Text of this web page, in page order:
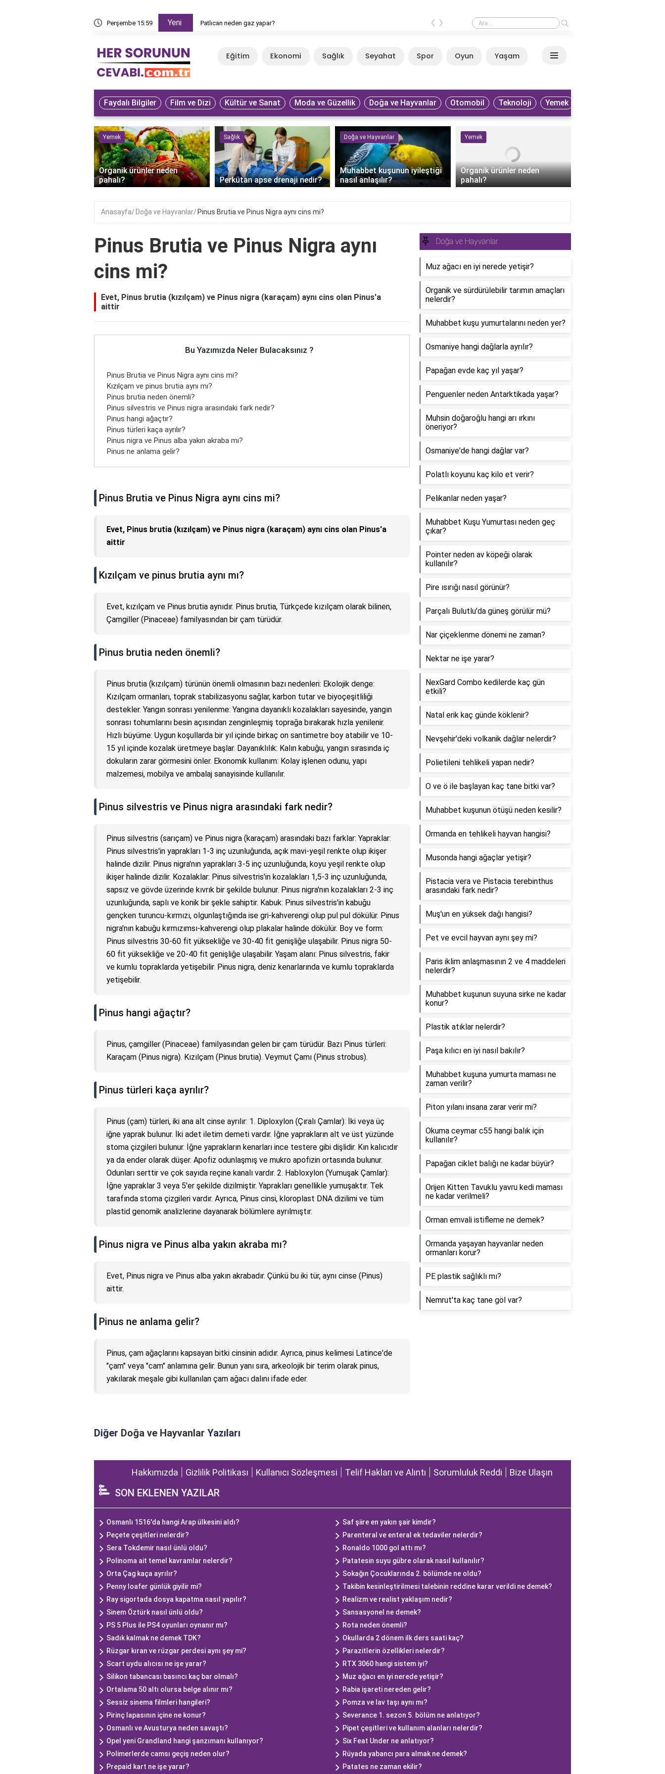
Perşembe 15:59 Yeni Patlıcan neden gaz yapar? Patlıcan neden gaz yapar?
‹ ›
Eğitim Ekonomi Sağlık Seyahat Spor Oyun Yaşam
Faydalı Bilgiler Film ve Dizi Kültür ve Sanat Moda ve Güzellik Doğa ve Hayvanlar Otomobil Teknoloji Yemek
Yemek
Organik ürünler neden
pahalı?
Sağlık
Perkütan apse drenaji nedir?
Doğa ve Hayvanlar
Muhabbet kuşunun iyileştiği
nasıl anlaşılır?
Yemek
Organik ürünler neden
pahalı?
Anasayfa Doğa ve Hayvanlar Pinus Brutia ve Pinus Nigra aynı cins mi?
Pinus Brutia ve Pinus Nigra aynı
cins mi?
Evet, Pinus brutia (kızılçam) ve Pinus nigra (karaçam) aynı cins olan Pinus'a
aittir
Bu Yazımızda Neler Bulacaksınız ?
Pinus Brutia ve Pinus Nigra aynı cins mi?
Kızılçam ve pinus brutia aynı mı?
Pinus brutia neden önemli?
Pinus silvestris ve Pinus nigra arasındaki fark nedir?
Pinus hangi ağaçtır?
Pinus türleri kaça ayrılır?
Pinus nigra ve Pinus alba yakın akraba mı?
Pinus ne anlama gelir?
Pinus Brutia ve Pinus Nigra aynı cins mi?
Evet, Pinus brutia (kızılçam) ve Pinus nigra (karaçam) aynı cins olan Pinus'a
aittir
Kızılçam ve pinus brutia aynı mı?
Evet, kızılçam ve Pinus brutia aynıdır. Pinus brutia, Türkçede kızılçam olarak bilinen,
Çamgiller (Pinaceae) familyasından bir çam türüdür.
Pinus brutia neden önemli?
Pinus brutia (kızılçam) türünün önemli olmasının bazı nedenleri: Ekolojik denge:
Kızılçam ormanları, toprak stabilizasyonu sağlar, karbon tutar ve biyoçeşitliliği
destekler. Yangın sonrası yenilenme: Yangına dayanıklı kozalakları sayesinde, yangın
sonrası tohumlarını besin açısından zenginleşmiş toprağa bırakarak hızla yenilenir.
Hızlı büyüme: Uygun koşullarda bir yıl içinde birkaç on santimetre boy atabilir ve 10-
15 yıl içinde kozalak üretmeye başlar. Dayanıklılık: Kalın kabuğu, yangın sırasında iç
dokuların zarar görmesini önler. Ekonomik kullanım: Kolay işlenen odunu, yapı
malzemesi, mobilya ve ambalaj sanayisinde kullanılır.
Pinus silvestris ve Pinus nigra arasındaki fark nedir?
Pinus silvestris (sarıçam) ve Pinus nigra (karaçam) arasındaki bazı farklar: Yapraklar:
Pinus silvestris'in yaprakları 1-3 inç uzunluğunda, açık mavi-yeşil renkte olup ikişer
halinde dizilir. Pinus nigra'nın yaprakları 3-5 inç uzunluğunda, koyu yeşil renkte olup
ikişer halinde dizilir. Kozalaklar: Pinus silvestris'in kozalakları 1,5-3 inç uzunluğunda,
sapsız ve gövde üzerinde kıvrık bir şekilde bulunur. Pinus nigra'nın kozalakları 2-3 inç
uzunluğunda, saplı ve konik bir şekle sahiptir. Kabuk: Pinus silvestris'in kabuğu
gençken turuncu-kırmızı, olgunlaştığında ise gri-kahverengi olup pul pul dökülür. Pinus
nigra'nın kabuğu kırmızımsı-kahverengi olup plakalar halinde dökülür. Boy ve form:
Pinus silvestris 30-60 fit yüksekliğe ve 30-40 fit genişliğe ulaşabilir. Pinus nigra 50-
60 fit yüksekliğe ve 20-40 fit genişliğe ulaşabilir. Yaşam alanı: Pinus silvestris, fakir
ve kumlu topraklarda yetişebilir. Pinus nigra, deniz kenarlarında ve kumlu topraklarda
yetişebilir.
Pinus hangi ağaçtır?
Pinus, çamgiller (Pinaceae) familyasından gelen bir çam türüdür. Bazı Pinus türleri:
Karaçam (Pinus nigra). Kızılçam (Pinus brutia). Veymut Çamı (Pinus strobus).
Pinus türleri kaça ayrılır?
Pinus (çam) türleri, iki ana alt cinse ayrılır: 1. Diploxylon (Çıralı Çamlar): İki veya üç
iğne yaprak bulunur. İki adet iletim demeti vardır. İğne yaprakların alt ve üst yüzünde
stoma çizgileri bulunur. İğne yaprakların kenarları ince testere gibi dişlidir. Kın kalıcıdır
ya da ender olarak düşer. Apofiz odunlaşmış ve mukro apofizin ortasında bulunur.
Odunları serttir ve çok sayıda reçine kanalı vardır. 2. Habloxylon (Yumuşak Çamlar):
İğne yapraklar 3 veya 5'er şekilde dizilmiştir. Yaprakları genellikle yumuşaktır. Tek
tarafında stoma çizgileri vardır. Ayrıca, Pinus cinsi, kloroplast DNA dizilimi ve tüm
plastid genomik analizlerine dayanarak bölümlere ayrılmıştır.
Pinus nigra ve Pinus alba yakın akraba mı?
Evet, Pinus nigra ve Pinus alba yakın akrabadır. Çünkü bu iki tür, aynı cinse (Pinus)
aittir.
Pinus ne anlama gelir?
Pinus, çam ağaçlarını kapsayan bitki cinsinin adıdır. Ayrıca, pinus kelimesi Latince'de
"çam" veya "cam" anlamına gelir. Bunun yanı sıra, arkeolojik bir terim olarak pinus,
yakılarak meşale gibi kullanılan çam ağacı dalını ifade eder.
Diğer Doğa ve Hayvanlar Yazıları
Doğa ve Hayvanlar
Muz ağacı en iyi nerede yetişir?
Organik ve sürdürülebilir tarımın amaçları
nelerdir?
Muhabbet kuşu yumurtalarını neden yer?
Osmaniye hangi dağlarla ayrılır?
Papağan evde kaç yıl yaşar?
Penguenler neden Antarktikada yaşar?
Muhsin doğaroğlu hangi arı ırkını
öneriyor?
Osmaniye'de hangi dağlar var?
Polatlı koyunu kaç kilo et verir?
Pelikanlar neden yaşar?
Muhabbet Kuşu Yumurtası neden geç
çıkar?
Pointer neden av köpeği olarak
kullanılır?
Pire ısırığı nasıl görünür?
Parçalı Bulutlu'da güneş görülür mü?
Nar çiçeklenme dönemi ne zaman?
Nektar ne işe yarar?
NexGard Combo kedilerde kaç gün
etkili?
Natal erik kaç günde köklenir?
Nevşehir'deki volkanik dağlar nelerdir?
Polietileni tehlikeli yapan nedir?
O ve ö ile başlayan kaç tane bitki var?
Muhabbet kuşunun ötüşü neden kesilir?
Ormanda en tehlikeli hayvan hangisi?
Musonda hangi ağaçlar yetişir?
Pistacia vera ve Pistacia terebinthus
arasındaki fark nedir?
Muş'un en yüksek dağı hangisi?
Pet ve evcil hayvan aynı şey mi?
Paris iklim anlaşmasının 2 ve 4 maddeleri
nelerdir?
Muhabbet kuşunun suyuna sirke ne kadar
konur?
Plastik atıklar nelerdir?
Paşa kılıcı en iyi nasıl bakılır?
Muhabbet kuşuna yumurta maması ne
zaman verilir?
Piton yılanı insana zarar verir mi?
Okuma ceymar c55 hangi balık için
kullanılır?
Papağan ciklet balığı ne kadar büyür?
Orijen Kitten Tavuklu yavru kedi maması
ne kadar verilmeli?
Orman emvali istifleme ne demek?
Ormanda yaşayan hayvanlar neden
ormanları korur?
PE plastik sağlıklı mı?
Nemrut'ta kaç tane göl var?
Hakkımızda Gizlilik Politikası Kullanıcı Sözleşmesi Telif Hakları ve Alıntı Sorumluluk Reddi Bize Ulaşın
SON EKLENEN YAZILAR
Osmanlı 1516'da hangi Arap ülkesini aldı?
Saf şiire en yakın şair kimdir?
Peçete çeşitleri nelerdir?
Parenteral ve enteral ek tedaviler nelerdir?
Sera Tokdemir nasıl ünlü oldu?
Ronaldo 1000 gol attı mı?
Polinoma ait temel kavramlar nelerdir?
Patatesin suyu gübre olarak nasıl kullanılır?
Orta Çag kaça ayrılır?
Sokağın Çocuklarında 2. bölümde ne oldu?
Penny loafer günlük giyilir mi?
Takibin kesinleştirilmesi talebinin reddine karar verildi ne demek?
Ray sigortada dosya kapatma nasıl yapılır?
Realizm ve realist yaklaşım nedir?
Sinem Öztürk nasıl ünlü oldu?
Sansasyonel ne demek?
PS 5 Plus ile PS4 oyunları oynanır mı?
Rota neden önemli?
Sadık kalmak ne demek TDK?
Okullarda 2 dönem ilk ders saati kaç?
Rüzgar kıran ve rüzgar perdesi aynı şey mi?
Parazitlerin özellikleri nelerdir?
Scart uydu alıcısı ne işe yarar?
RTX 3060 hangi sistem iyi?
Silikon tabancası basıncı kaç bar olmalı?
Muz ağacı en iyi nerede yetişir?
Ortalama 50 altı olursa belge alınır mı?
Rabia işareti nereden gelir?
Sessiz sinema filmleri hangileri?
Pomza ve lav taşı aynı mı?
Pirinç lapasının içine ne konur?
Severance 1. sezon 5. bölüm ne anlatıyor?
Osmanlı ve Avusturya neden savaştı?
Pipet çeşitleri ve kullanım alanları nelerdir?
Opel yeni Grandland hangi şanzımanı kullanıyor?
Six Feat Under ne anlatıyor?
Polimerlerde camsı geçiş neden olur?
Rüyada yabancı para almak ne demek?
Prepaid kart ne işe yarar?
Patates ne zaman ekilir?